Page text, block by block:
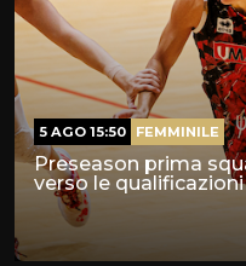
Preseason prima
verso le
5 AGO 15:50 FEMMINILE